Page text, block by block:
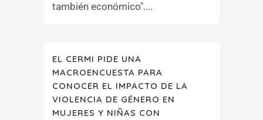
también económico"....
EL CERMI PIDE UNA
MACROENCUESTA PARA
CONOCER EL IMPACTO DE LA
VIOLENCIA DE GÉNERO EN
MUJERES Y NIÑAS CON